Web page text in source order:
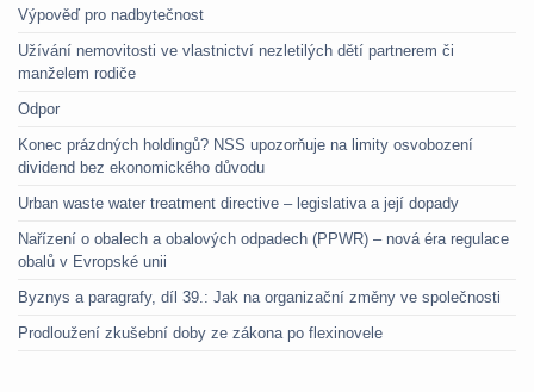
Výpověď pro nadbytečnost
Užívání nemovitosti ve vlastnictví nezletilých dětí partnerem či
manželem rodiče
Odpor
Konec prázdných holdingů? NSS upozorňuje na limity osvobození
dividend bez ekonomického důvodu
Urban waste water treatment directive – legislativa a její dopady
Nařízení o obalech a obalových odpadech (PPWR) – nová éra regulace
obalů v Evropské unii
Byznys a paragrafy, díl 39.: Jak na organizační změny ve společnosti
Prodloužení zkušební doby ze zákona po flexinovele